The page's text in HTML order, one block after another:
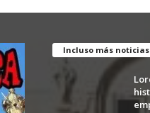
Incluso más noticias